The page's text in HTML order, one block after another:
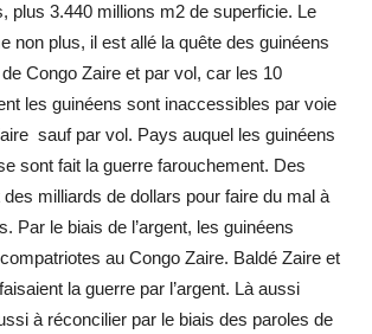
plus 3.440 millions m2 de superficie. Le
non plus, il est allé la quête des guinéens
Congo Zaire et par vol, car les 10
les guinéens sont inaccessibles par voie
sauf par vol. Pays auquel les guinéens
sont fait la guerre farouchement. Des
milliards de dollars pour faire du mal à
Par le biais de l’argent, les guinéens
au Congo Zaire. Baldé Zaire et
la guerre par l’argent. Là aussi
à réconcilier par le biais des paroles de